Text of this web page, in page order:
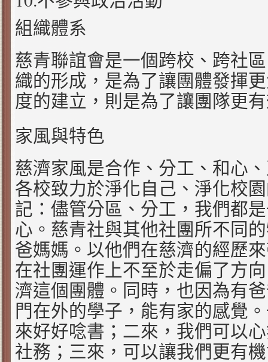
組織體系
慈青聯誼會是一個跨校、跨社
織的形成，是為了讓團體發揮
度的建立，則是為了讓團隊更
家風與特色
慈濟家風是合作、分工、和心
各校致力於淨化自己、淨化校
記：儘管分區、分工，我們都
心。慈青社與其他社團所不同
爸媽媽。以他們在慈濟的經歷
在社團運作上不至於走偏了方
濟這個團體。同時，也因為有
門在外的學子，能有家的感覺
來好好唸書；二來，我們可以
社務；三來，可以讓我們更有